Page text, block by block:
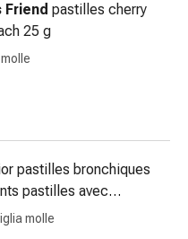
Friend pastilles cherry
25 g
pastilles bronchiques
pastilles avec
24 pce
molle